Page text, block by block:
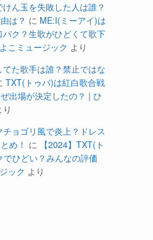
けん玉を失敗した人は誰？
は？ に ME:I(ミーアイ)は
ク？生歌がひどくて歌下
こミュージック より
た歌手は誰？禁止ではな
TXT(トゥバ)は紅白歌合戦
出場が決定したの？ | ひ
り
ョゴリ風で炎上？ドレス
め！ に
【2024】TXT(ト
でひどい？みんなの評価
ック より